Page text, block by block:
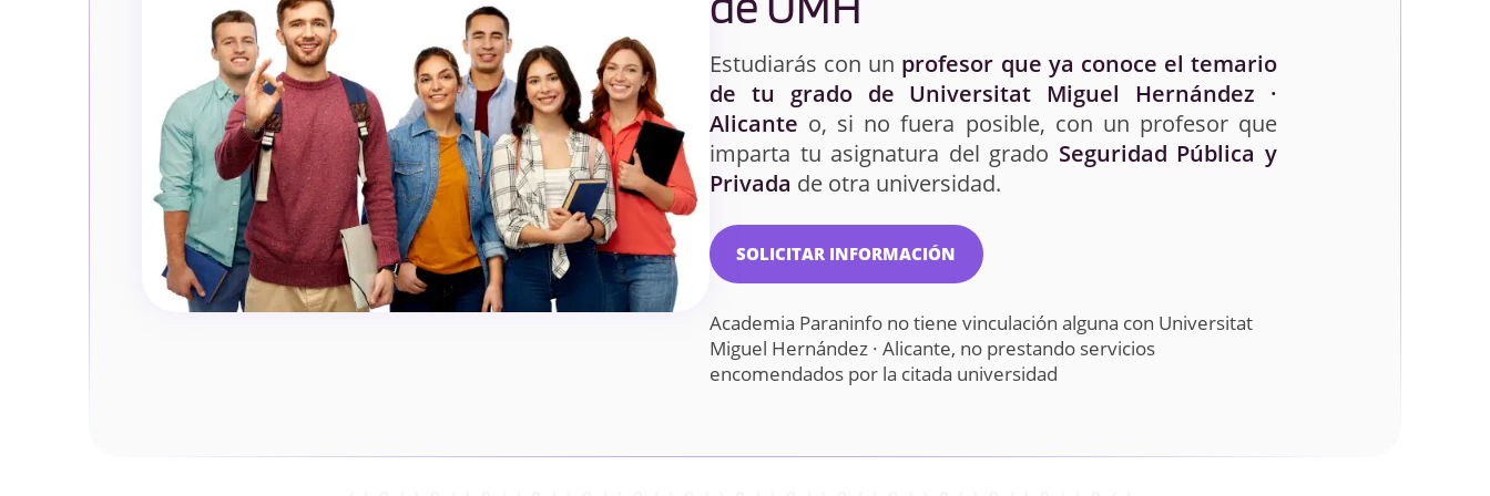
Estudiarás con un profesor que ya conoce el temario
de tu grado de Universitat Miguel Hernández ·
Alicante o, si no fuera posible, con un profesor que
imparta tu asignatura del grado Seguridad Pública y
Privada de otra universidad.
SOLICITAR INFORMACIÓN
Academia Paraninfo no tiene vinculación alguna con Universitat
Miguel Hernández · Alicante, no prestando servicios
encomendados por la citada universidad